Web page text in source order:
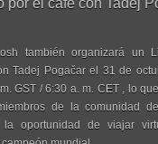
por el café con Tadej
también organizará un
Tadej Pogačar el 31 de
GST / 6:30 a. m. CET , lo
de la comunidad
la oportunidad de viajar